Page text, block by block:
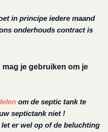
in principe iedere maand
onderhouds contract is
je gebruiken om je
om de septic tank te
septictank niet !
er wel op of de beluchting